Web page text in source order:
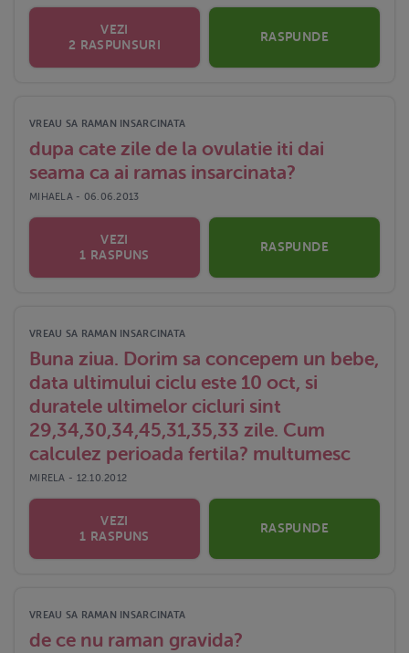
VEZI
2 RASPUNSURI
RASPUNDE
VREAU SA RAMAN INSARCINATA
dupa cate zile de la ovulatie iti dai
seama ca ai ramas insarcinata?
MIHAELA - 06.06.2013
VEZI
1 RASPUNS
RASPUNDE
VREAU SA RAMAN INSARCINATA
Buna ziua. Dorim sa concepem un bebe,
data ultimului ciclu este 10 oct, si
duratele ultimelor cicluri sint
29,34,30,34,45,31,35,33 zile. Cum
calculez perioada fertila? multumesc
MIRELA - 12.10.2012
VEZI
1 RASPUNS
RASPUNDE
VREAU SA RAMAN INSARCINATA
de ce nu raman gravida?